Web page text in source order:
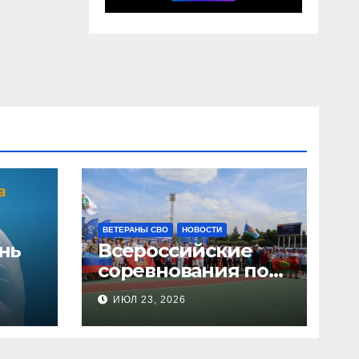
ВЕТЕРАНЫ СВО НОВОСТИ
Всероссийские
соревнования по
легкой атлетике
по спорту лиц с
поражением
ИЮЛ 23, 2026